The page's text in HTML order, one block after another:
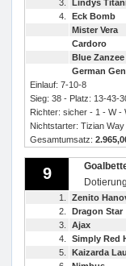
3.
Lindys
4.
Eck Bomb
Mister Vera
Cardoro
Blue Zanzee
German
Einlauf: 7-10-8
Sieg: 38 - Platz: 13-43-
Richter: sicher - 1 - W -
Nichtstarter: Tizian
Gesamtumsatz:
9
1. Zenito
2.
Dragon Star
3.
Ajax
4.
Simply Red
5.
Kaizarda